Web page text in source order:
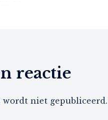
reactie
wordt niet gepubliceerd.